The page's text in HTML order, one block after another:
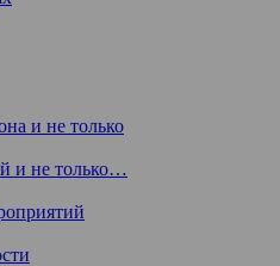
и не только
и не только…